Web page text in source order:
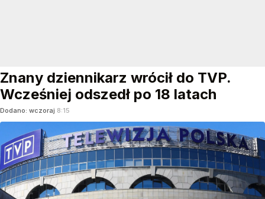
Znany dziennikarz wrócił do TVP.
Wcześniej odszedł po 18 latach
Dodano: wczoraj 8:15